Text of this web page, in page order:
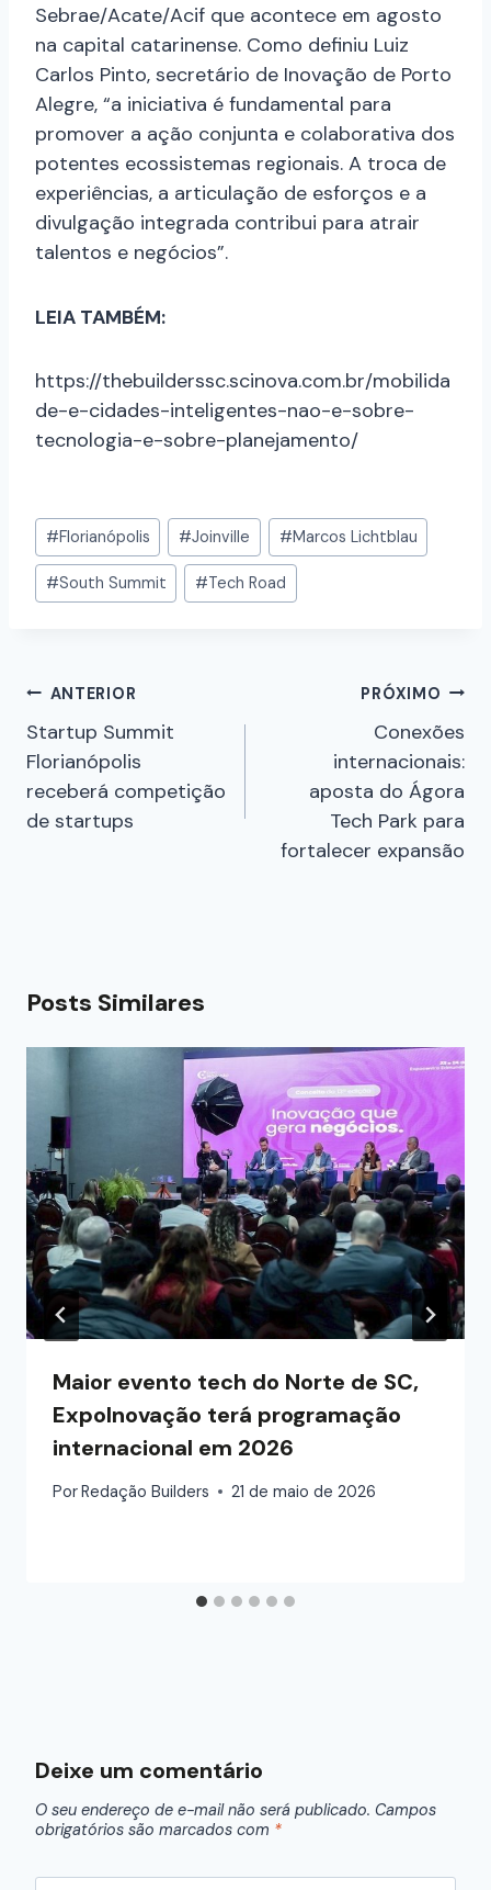
Sebrae/Acate/Acif que acontece em agosto
na capital catarinense. Como definiu Luiz
Carlos Pinto, secretário de Inovação de Porto
Alegre, “a iniciativa é fundamental para
promover a ação conjunta e colaborativa dos
potentes ecossistemas regionais. A troca de
experiências, a articulação de esforços e a
divulgação integrada contribui para atrair
talentos e negócios”.
LEIA TAMBÉM:
https://thebuilderssc.scinova.com.br/mobilida
de-e-cidades-inteligentes-nao-e-sobre-
tecnologia-e-sobre-planejamento/
#Florianópolis #Joinville #Marcos Lichtblau
#South Summit #Tech Road
ANTERIOR
Startup Summit
Florianópolis
receberá competição
de startups
PRÓXIMO
Conexões
internacionais:
aposta do Ágora
Tech Park para
fortalecer expansão
Posts Similares
Maior evento tech do Norte de SC,
ExpoInovação terá programação
internacional em 2026
PorRedação Builders 21 de maio de 2026
Deixe um comentário
O seu endereço de e-mail não será publicado. Campos
obrigatórios são marcados com *